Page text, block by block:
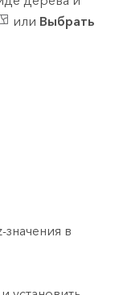
или Выбрать
в